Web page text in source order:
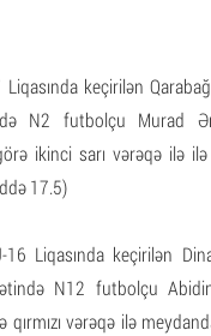
keçirilən
N2 futbolçu Murad
ikinci sarı vərəqə ilə ilə
17.5)
Liqasında keçirilən
N12 futbolçu
vərəqə ilə